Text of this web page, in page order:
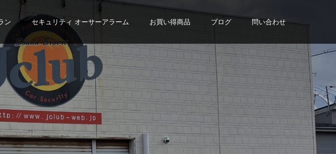
ン セキュリティ オーサーアラーム お買い得商品 ブログ 問い合わせ